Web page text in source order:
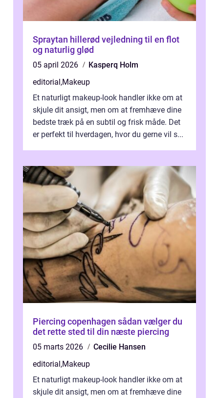
Spraytan hillerød vejledning til en flot
og naturlig glød
05 april 2026
Kasperq Holm
editorial,Makeup
Et naturligt makeup-look handler ikke om at
skjule dit ansigt, men om at fremhæve dine
bedste træk på en subtil og frisk måde. Det
er perfekt til hverdagen, hvor du gerne vil s...
Piercing copenhagen sådan vælger du
det rette sted til din næste piercing
05 marts 2026
Cecilie Hansen
editorial,Makeup
Et naturligt makeup-look handler ikke om at
skjule dit ansigt, men om at fremhæve dine